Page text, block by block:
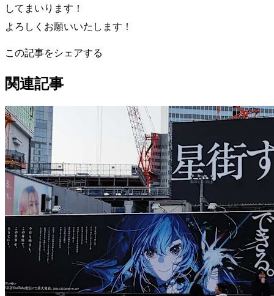
してまいります！
よろしくお願いいたします！
この記事をシェアする
関連記事